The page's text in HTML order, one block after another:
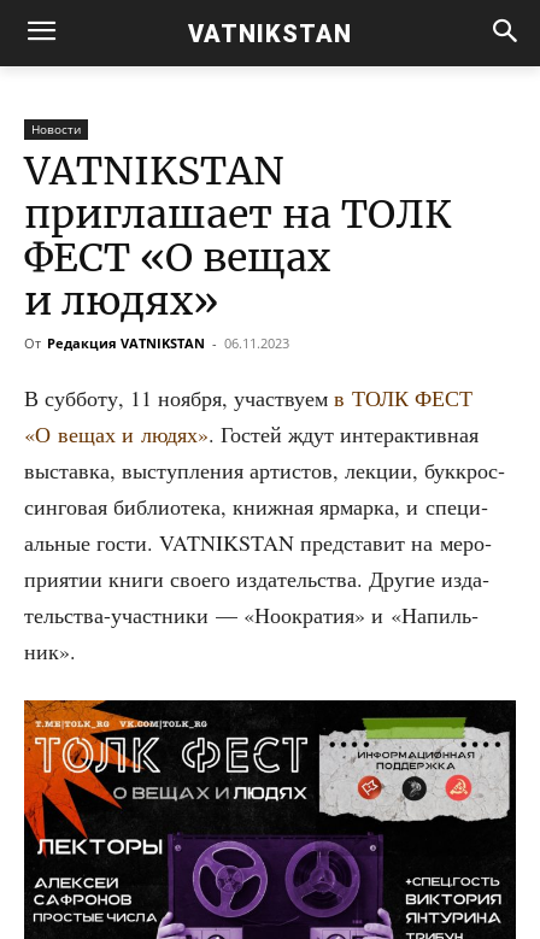
VATNIKSTAN
Новости
VATNIKSTAN
приглашает на ТОЛК
ФЕСТ «О вещах
и людях»
От Редакция VATNIKSTAN - 06.11.2023
В суб­бо­ту, 11 нояб­ря, участ­ву­ем в ТОЛК ФЕСТ
«О вещах и людях». Гостей ждут интер­ак­тив­ная
выстав­ка, выступ­ле­ния арти­стов, лек­ции, бук­крос­
син­го­вая биб­лио­те­ка, книж­ная ярмар­ка, и спе­ци­
аль­ные гости. VATNIKSTAN пред­ста­вит на меро­
при­я­тии кни­ги сво­е­го изда­тель­ства. Дру­гие изда­
тель­ства-участ­ни­ки — «Ноокра­тия» и «Напиль­
ник».